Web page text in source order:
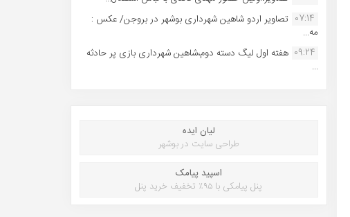
07:14 تصاویر اردو شاهین شهرداری بوشهر در بروجن/ عکس :
مه...
09:24 هفته اول لیگ دسته دوم،شاهین شهرداری بازی پر حادثه
...
لیان ایده
طراحی سایت در بوشهر
اسپید پیامک
پنل پیامکی با ۹۵٪ تخفیف خرید پنل